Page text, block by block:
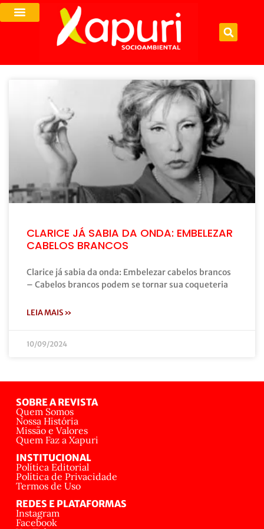
CLARICE JÁ SABIA DA ONDA: EMBELEZAR
CABELOS BRANCOS
Clarice já sabia da onda: Embelezar cabelos brancos
– Cabelos brancos podem se tornar sua coqueteria
LEIA MAIS »
10/09/2024
SOBRE A REVISTA
Quem Somos
Nossa História
Missão e Valores
Quem Faz a Xapuri
INSTITUCIONAL
Política Editorial
Política de Privacidade
Termos de Uso
REDES E PLATAFORMAS
Instagram
Facebook